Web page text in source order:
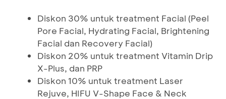
Diskon 30% untuk treatment Facial (Peel
Pore Facial, Hydrating Facial, Brightening
Facial dan Recovery Facial)
Diskon 20% untuk treatment Vitamin Drip
X-Plus, dan PRP
Diskon 10% untuk treatment Laser
Rejuve, HIFU V-Shape Face & Neck